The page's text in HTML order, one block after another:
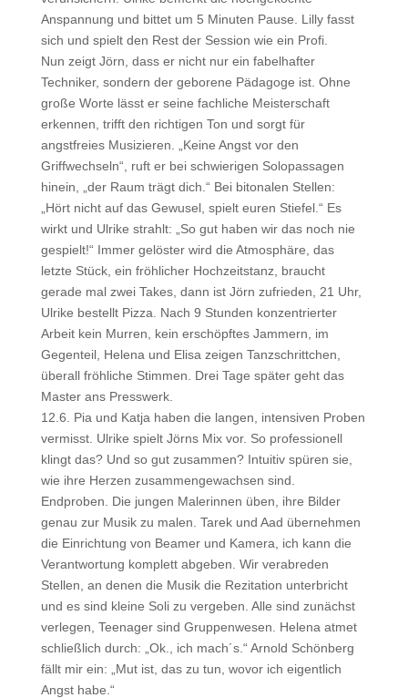
Anspannung und bittet um 5 Minuten Pause. Lilly fasst
sich und spielt den Rest der Session wie ein Profi.
Nun zeigt Jörn, dass er nicht nur ein fabelhafter
Techniker, sondern der geborene Pädagoge ist. Ohne
große Worte lässt er seine fachliche Meisterschaft
erkennen, trifft den richtigen Ton und sorgt für
angstfreies Musizieren. „Keine Angst vor den
Griffwechseln“, ruft er bei schwierigen Solopassagen
hinein, „der Raum trägt dich.“ Bei bitonalen Stellen:
„Hört nicht auf das Gewusel, spielt euren Stiefel.“ Es
wirkt und Ulrike strahlt: „So gut haben wir das noch nie
gespielt!“ Immer gelöster wird die Atmosphäre, das
letzte Stück, ein fröhlicher Hochzeitstanz, braucht
gerade mal zwei Takes, dann ist Jörn zufrieden, 21 Uhr,
Ulrike bestellt Pizza. Nach 9 Stunden konzentrierter
Arbeit kein Murren, kein erschöpftes Jammern, im
Gegenteil, Helena und Elisa zeigen Tanzschrittchen,
überall fröhliche Stimmen. Drei Tage später geht das
Master ans Presswerk.
12.6. Pia und Katja haben die langen, intensiven Proben
vermisst. Ulrike spielt Jörns Mix vor. So professionell
klingt das? Und so gut zusammen? Intuitiv spüren sie,
wie ihre Herzen zusammengewachsen sind.
Endproben. Die jungen Malerinnen üben, ihre Bilder
genau zur Musik zu malen. Tarek und Aad übernehmen
die Einrichtung von Beamer und Kamera, ich kann die
Verantwortung komplett abgeben. Wir verabreden
Stellen, an denen die Musik die Rezitation unterbricht
und es sind kleine Soli zu vergeben. Alle sind zunächst
verlegen, Teenager sind Gruppenwesen. Helena atmet
schließlich durch: „Ok., ich mach´s.“ Arnold Schönberg
fällt mir ein: „Mut ist, das zu tun, wovor ich eigentlich
Angst habe.“